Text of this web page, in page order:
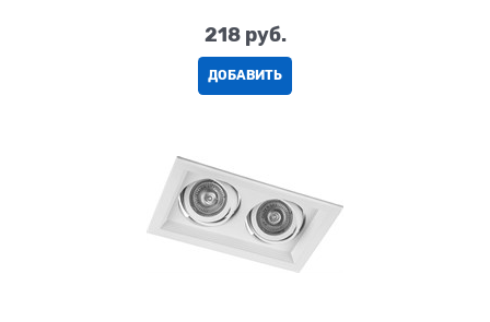
218 руб.
ДОБАВИТЬ